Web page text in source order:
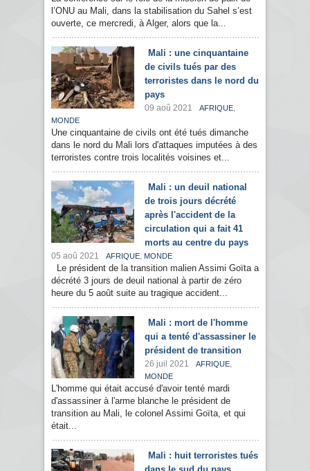
l’ONU au Mali, dans la stabilisation du Sahel s’est
ouverte, ce mercredi, à Alger, alors que la...
Mali : une cinquantaine
de civils tués par des
terroristes dans le nord du
pays
09 aoû 2021 AFRIQUE,
MONDE
Une cinquantaine de civils ont été tués dimanche
dans le nord du Mali lors d'attaques imputées à des
terroristes contre trois localités voisines et...
Mali : un deuil national
de trois jours décrété
après l'accident de la
circulation qui a fait 41
morts au centre du pays
05 aoû 2021 AFRIQUE, MONDE
Le président de la transition malien Assimi Goïta a
décrété 3 jours de deuil national à partir de zéro
heure du 5 août suite au tragique accident...
Mali : mort de l'homme
qui a tenté d'assassiner le
président de transition
26 juil 2021 AFRIQUE,
MONDE
L'homme qui était accusé d'avoir tenté mardi
d'assassiner à l'arme blanche le président de
transition au Mali, le colonel Assimi Goïta, et qui
était...
Mali : huit terroristes tués